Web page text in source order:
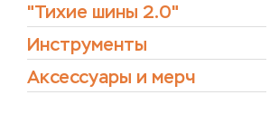
"Тихие шины 2.0"
Инструменты
Аксессуары и мерч